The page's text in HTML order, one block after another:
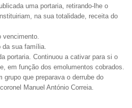
uma portaria, retirando-lhe o
na sua totalidade, receita do
vencimento.
da sua família.
portaria. Continuou a cativar para si o
em função dos emolumentos cobrados.
que preparava o derrube do
Manuel António Correia.